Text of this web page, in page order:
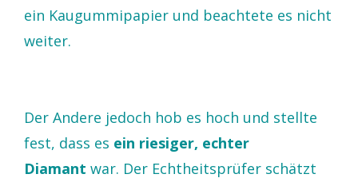
ein Kaugummipapier und beachtete es nicht
weiter.
Der Andere jedoch hob es hoch und stellte
fest, dass es ein riesiger, echter
Diamant war. Der Echtheitsprüfer schätzt